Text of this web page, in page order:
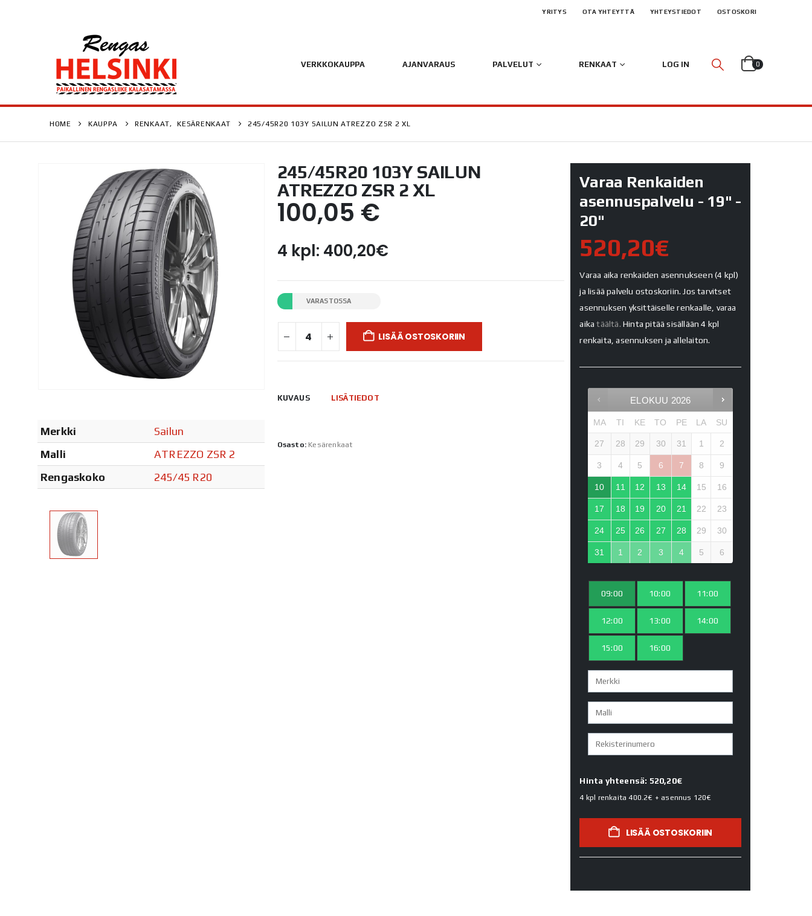
YRITYS OTA YHTEYTTÄ YHTEYSTIEDOT OSTOSKORI
VERKKOKAUPPA AJANVARAUS PALVELUT RENKAAT LOG IN 0
HOME KAUPPA RENKAAT, KESÄRENKAAT 245/45R20 103Y SAILUN ATREZZO ZSR 2 XL
Merkki
Sailun
Malli
ATREZZO ZSR 2
Rengaskoko
245/45 R20
245/45R20 103Y SAILUN
ATREZZO ZSR 2 XL
100,05 €
4 kpl: 400,20€
VARASTOSSA
LISÄÄ OSTOSKORIIN
KUVAUS LISÄTIEDOT
Osasto: Kesärenkaat
Varaa Renkaiden
asennuspalvelu - 19" -
20"
520,20€
Varaa aika renkaiden asennukseen (4 kpl)
ja lisää palvelu ostoskoriin. Jos tarvitset
asennuksen yksittäiselle renkaalle, varaa
aikatäältä. Hinta pitää sisällään 4 kpl
renkaita, asennuksen ja allelaiton.
ELOKUU 2026
MA TI KE TO PE LA SU
27 28 29 30 31 1 2
3 4 5 6 7 8 9
10 11 12 13 14 15 16
17 18 19 20 21 22 23
24 25 26 27 28 29 30
31 1 2 3 4 5 6
09:00 10:00 11:00
12:00 13:00 14:00
15:00 16:00
Hinta yhteensä: 520,20€
4 kpl renkaita400.2€ + asennus 120€
LISÄÄ OSTOSKORIIN